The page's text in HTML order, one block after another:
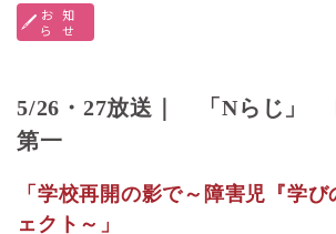
お知
らせ
5/26・27放送｜ 「Nらじ」
第一
「学校再開の影で～障害児『学
ェクト～」